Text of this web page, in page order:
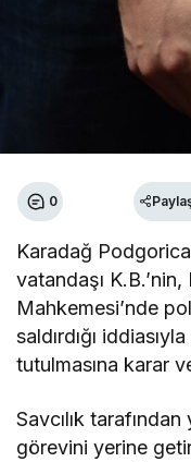
0
Karadağ Podgorica
vatandaşı
Mahkemesi’nde
saldırdığı
tutulmasına karar
Savcılık tarafından
görevini yerine